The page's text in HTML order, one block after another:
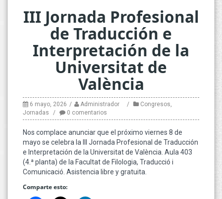
III Jornada Profesional
de Traducción e
Interpretación de la
Universitat de
València
6 mayo, 2026 Administrador Congresos,
Jornadas
0 comentarios
Nos complace anunciar que el próximo viernes 8 de
mayo se celebra la III Jornada Profesional de Traducción
e Interpretación de la Universitat de València. Aula 403
(4.ª planta) de la Facultat de Filologia, Traducció i
Comunicació. Asistencia libre y gratuita.
Comparte esto: